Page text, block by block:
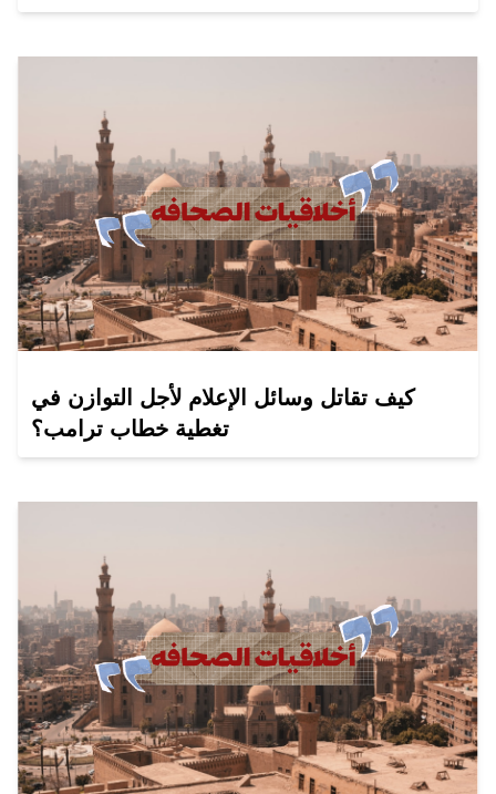
كيف تقاتل وسائل الإعلام لأجل التوازن في
تغطية خطاب ترامب؟